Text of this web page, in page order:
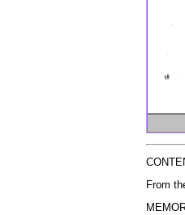
From